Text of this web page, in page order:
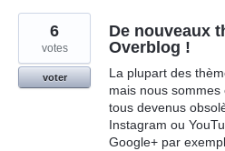
De nouveaux
Overblog !
La plupart des
mais nous
tous devenus
Instagram ou
Google+ par
6
votes
voter